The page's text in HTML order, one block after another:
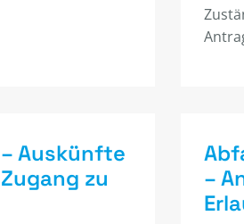
Auskünfte
zu
–